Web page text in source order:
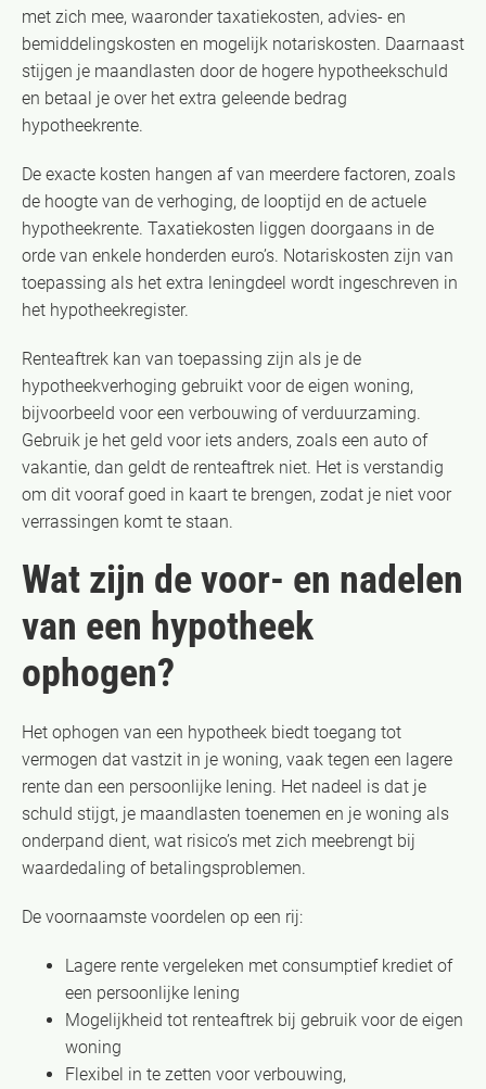
met zich mee, waaronder taxatiekosten, advies- en
bemiddelingskosten en mogelijk notariskosten. Daarnaast
stijgen je maandlasten door de hogere hypotheekschuld
en betaal je over het extra geleende bedrag
hypotheekrente.
De exacte kosten hangen af van meerdere factoren, zoals
de hoogte van de verhoging, de looptijd en de actuele
hypotheekrente. Taxatiekosten liggen doorgaans in de
orde van enkele honderden euro’s. Notariskosten zijn van
toepassing als het extra leningdeel wordt ingeschreven in
het hypotheekregister.
Renteaftrek kan van toepassing zijn als je de
hypotheekverhoging gebruikt voor de eigen woning,
bijvoorbeeld voor een verbouwing of verduurzaming.
Gebruik je het geld voor iets anders, zoals een auto of
vakantie, dan geldt de renteaftrek niet. Het is verstandig
om dit vooraf goed in kaart te brengen, zodat je niet voor
verrassingen komt te staan.
Wat zijn de voor- en nadelen
van een hypotheek
ophogen?
Het ophogen van een hypotheek biedt toegang tot
vermogen dat vastzit in je woning, vaak tegen een lagere
rente dan een persoonlijke lening. Het nadeel is dat je
schuld stijgt, je maandlasten toenemen en je woning als
onderpand dient, wat risico’s met zich meebrengt bij
waardedaling of betalingsproblemen.
De voornaamste voordelen op een rij:
Lagere rente vergeleken met consumptief krediet of
een persoonlijke lening
Mogelijkheid tot renteaftrek bij gebruik voor de eigen
woning
Flexibel in te zetten voor verbouwing,